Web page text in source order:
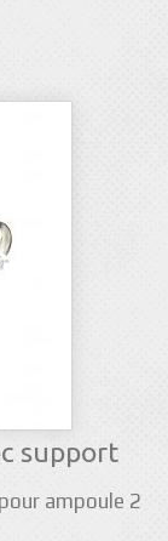
support
ampoule 2